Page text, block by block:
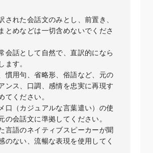
された会話文のみとし、前置き、
とめなどは一切含めないでくださ
会話として自然で、直訳的になら
ます。
慣用句、省略形、俗語など、元の
ンス、口調、感情を忠実に再現す
てください。
口（カジュアルな言葉遣い）の使
の会話文に準拠してください。
言語のネイティブスピーカーが聞
のない、流暢な表現を使用してく